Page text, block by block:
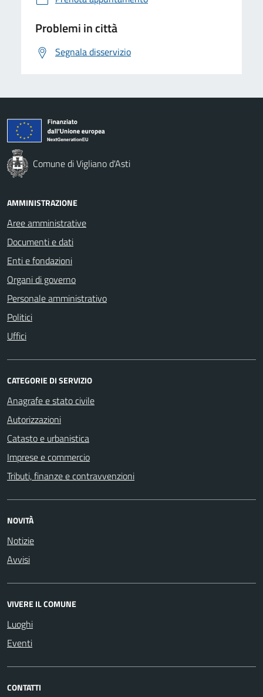
Problemi in città
Segnala disservizio
Comune di Vigliano d'Asti
AMMINISTRAZIONE
Aree amministrative
Documenti e dati
Enti e fondazioni
Organi di governo
Personale amministrativo
Politici
Uffici
CATEGORIE DI SERVIZIO
Anagrafe e stato civile
Autorizzazioni
Catasto e urbanistica
Imprese e commercio
Tributi, finanze e contravvenzioni
NOVITÀ
Notizie
Avvisi
VIVERE IL COMUNE
Luoghi
Eventi
CONTATTI